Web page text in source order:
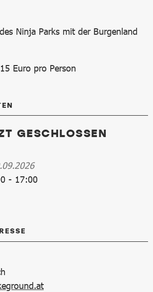
des Ninja Parks mit der Burgenland
Euro pro Person
GESCHLOSSEN
- 17:00